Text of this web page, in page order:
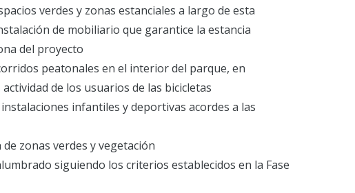
verdes y zonas estanciales a largo de esta
de mobiliario que garantice la estancia
del proyecto
peatonales en el interior del parque, en
de los usuarios de las bicicletas
instalaciones infantiles y deportivas acordes a las
de zonas verdes y vegetación
siguiendo los criterios establecidos en la Fase